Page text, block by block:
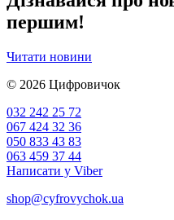
першим!
Читати новини
© 2026 Цифровичок
032 242 25 72
067 424 32 36
050 833 43 83
063 459 37 44
Написати у Viber
shop@cyfrovychok.ua